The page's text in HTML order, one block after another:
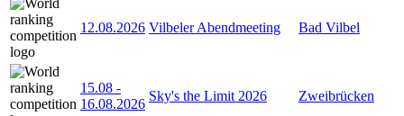
12.08.2026 Vilbeler Abendmeeting Bad Vilbel
15.08 -
16.08.2026
Sky's the Limit 2026 Zweibrücken